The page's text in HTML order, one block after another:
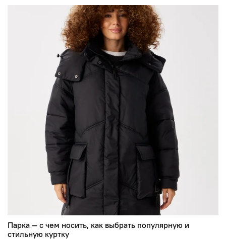
Парка — с чем носить, как выбрать популярную и
стильную куртку